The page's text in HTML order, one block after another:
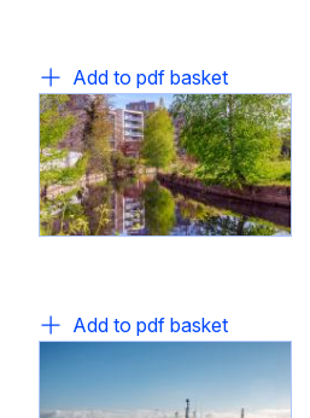
Add to pdf basket
Add to pdf basket